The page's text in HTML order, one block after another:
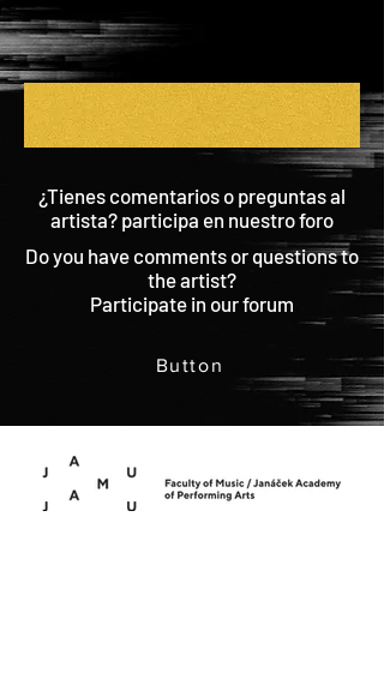
¿Tienes comentarios o preguntas al
artista? participa en nuestro foro
Do you have comments or questions to
the artist?
Participate in our forum
Button